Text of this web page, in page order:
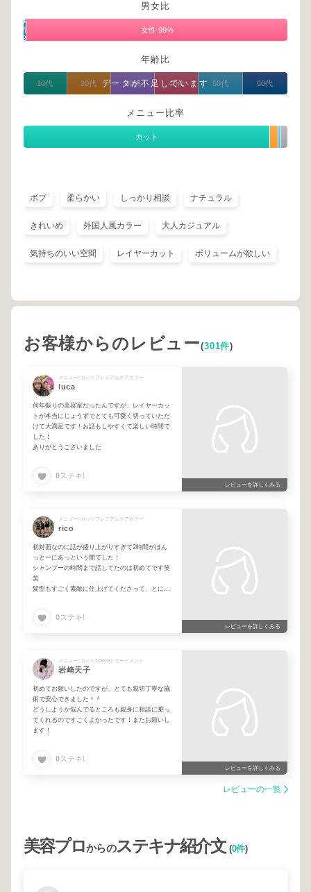
男女比
男
性
1%
女性 99%
年齢比
データが不足しています
10代 20代 30代 40代 50代 60代
メニュー比率
カット
ボブ 柔らかい しっかり相談 ナチュラル
きれいめ 外国人風カラー 大人カジュアル
気持ちのいい空間 レイヤーカット ボリュームが欲しい
お客様からのレビュー(301件)
メニュー/ カットプレミアムケアカラー
luca
何年振りの美容室だったんですが、レイヤーカッ
トが本当にじょうずでとても可愛く切っていただ
けて大満足です！お話もしやすくて楽しい時間で
した！
ありがとうございました
0ステキ!
レビューを詳しくみる
メニュー/ カットプレミアムケアカラー
rico
初対面なのに話が盛り上がりすぎて2時間がほん
っとーにあっという間でした！
シャンプーの時間まで話してたのは初めてです笑
笑
髪型もすごく素敵に仕上げてくださって、とにか
ありがとうございました🥰
0ステキ!
レビューを詳しくみる
メニュー/ カットTOKIOトリートメント
岩崎天子
初めてお願いしたのですが、とても親切丁寧な施
術で安心できました＾＾
どうしようか悩んでるところも親身に相談に乗っ
てくれるのですごくよかったです！またお願いし
ます！
0ステキ!
レビューを詳しくみる
レビューの一覧
美容プロからのステキナ紹介文(0件)